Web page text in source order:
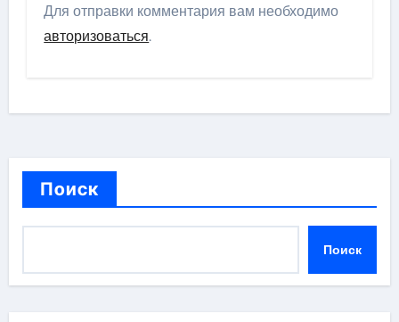
Для отправки комментария вам необходимо
авторизоваться.
Поиск
Поиск